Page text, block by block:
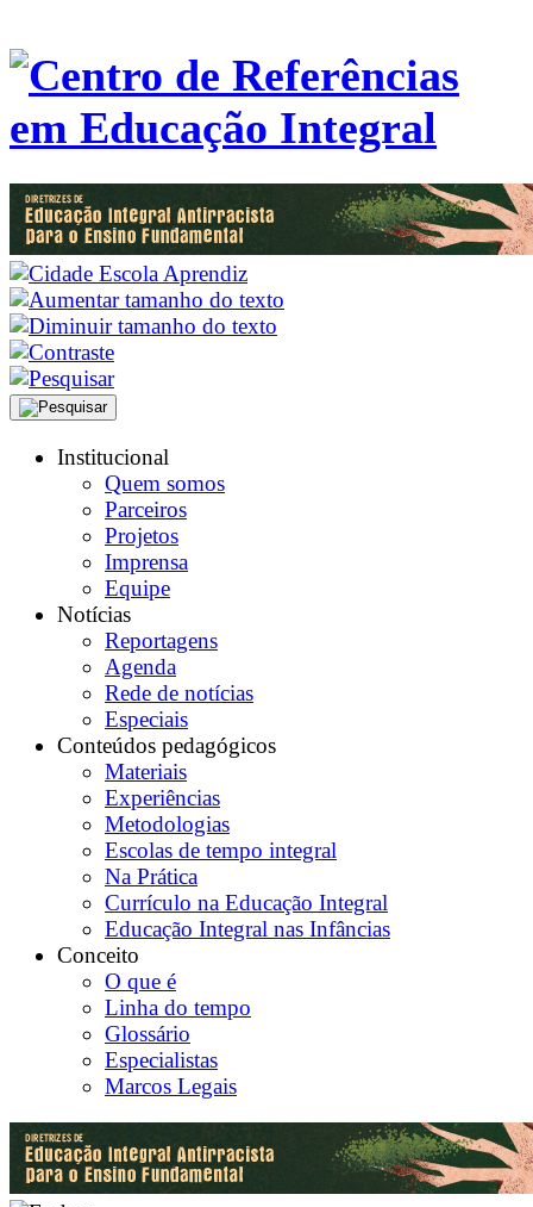
Institucional
Quem somos
Parceiros
Projetos
Imprensa
Equipe
Notícias
Reportagens
Agenda
Rede de notícias
Especiais
Conteúdos pedagógicos
Materiais
Experiências
Metodologias
Escolas de tempo integral
Na Prática
Currículo na Educação Integral
Educação Integral nas Infâncias
Conceito
O que é
Linha do tempo
Glossário
Especialistas
Marcos Legais